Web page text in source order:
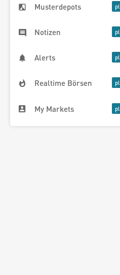
Musterdepots
Notizen
Alerts
Realtime Börsen
My Markets